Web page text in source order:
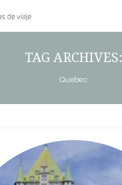
TAG ARCHIVES:
Quebec